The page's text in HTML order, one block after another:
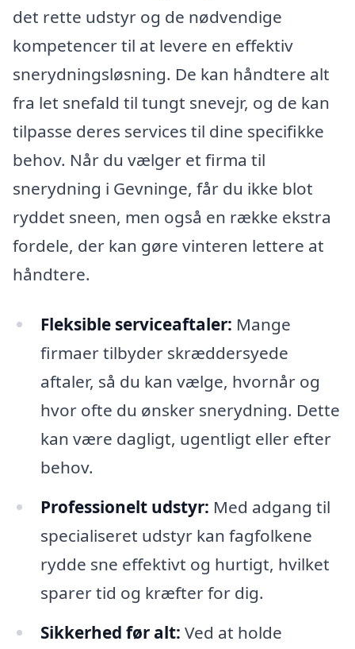
det rette udstyr og de nødvendige
kompetencer til at levere en effektiv
snerydningsløsning. De kan håndtere alt
fra let snefald til tungt snevejr, og de kan
tilpasse deres services til dine specifikke
behov. Når du vælger et firma til
snerydning i Gevninge, får du ikke blot
ryddet sneen, men også en række ekstra
fordele, der kan gøre vinteren lettere at
håndtere.
Fleksible serviceaftaler: Mange
firmaer tilbyder skræddersyede
aftaler, så du kan vælge, hvornår og
hvor ofte du ønsker snerydning. Dette
kan være dagligt, ugentligt eller efter
behov.
Professionelt udstyr: Med adgang til
specialiseret udstyr kan fagfolkene
rydde sne effektivt og hurtigt, hvilket
sparer tid og kræfter for dig.
Sikkerhed før alt: Ved at holde